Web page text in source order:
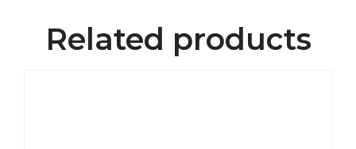
Related products